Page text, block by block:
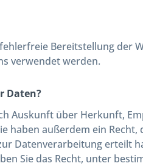
Bereitstellung der
verwendet werden.
Daten?
Auskunft über Herkunft,
haben außerdem ein
Datenverarbeitung erteilt
Sie das Recht, unter